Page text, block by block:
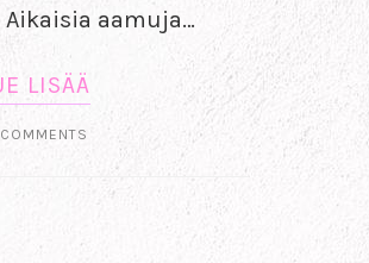
aamuja…
LISÄÄ